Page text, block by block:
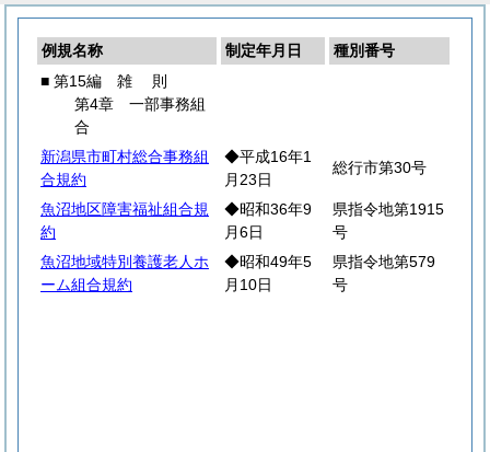
例規名称 制定年月日
種別番号
■ 第15編 雑 則
第4章 一部事務組
合
新潟県市町村総合事務組
合規約
◆平成16年1
月23日
総行市第30号
魚沼地区障害福祉組合規
約
◆昭和36年9
月6日
県指令地第1915
号
魚沼地域特別養護老人ホ
ーム組合規約
◆昭和49年5
月10日
県指令地第579
号